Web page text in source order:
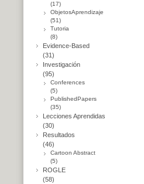
(17)
ObjetosAprendizaje
(51)
Tutoria
(8)
Evidence-Based
(31)
Investigación
(95)
Conferences
(5)
PublishedPapers
(35)
Lecciones Aprendidas
(30)
Resultados
(46)
Cartoon Abstract
(5)
ROGLE
(58)